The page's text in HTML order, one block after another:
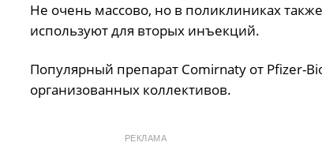
Не очень массово, но в поликлиниках
используют для вторых инъекций.
Популярный препарат Comirnaty от Pfizer-
организованных коллективов.
РЕКЛАМА